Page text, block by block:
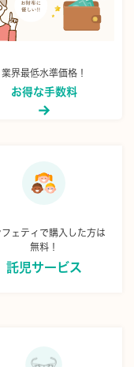
業界最低水準価格！
お得な手数料
フェティで購入した方は
無料！
託児サービス